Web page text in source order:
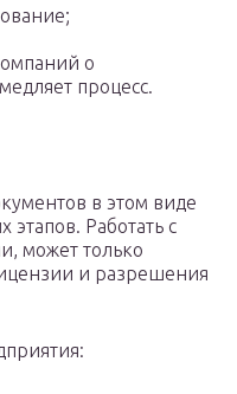
о
процесс.
в этом виде
Работать с
может только
и разрешения